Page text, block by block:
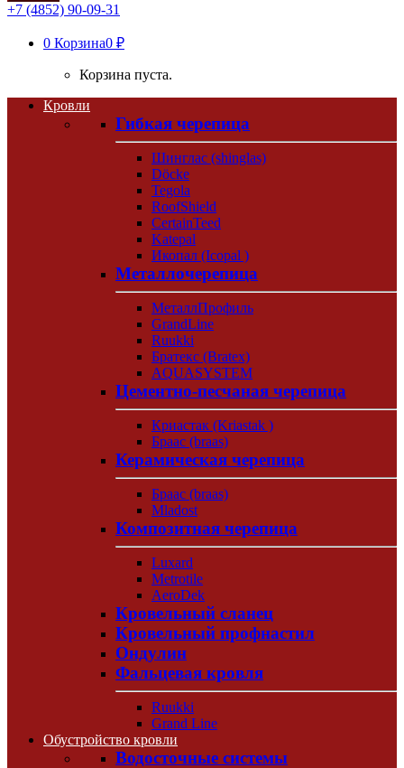
+7 (4852) 90-09-31
0 Корзина0 ₽
Корзина пуста.
Кровли
Гибкая черепица
Шинглас (shinglas)
Döcke
Tegola
RoofShield
CertainTeed
Katepal
Икопал (Icopal )
Металлочерепица
МеталлПрофиль
GrandLine
Ruukki
Братекс (Bratex)
AQUASYSTEM
Цементно-песчаная черепица
Криастак (Kriastak )
Браас (braas)
Керамическая черепица
Браас (braas)
Mladost
Композитная черепица
Luxard
Metrotile
AeroDek
Кровельный сланец
Кровельный профнастил
Ондулин
Фальцевая кровля
Ruukki
Grand Line
Обустройство кровли
Водосточные системы